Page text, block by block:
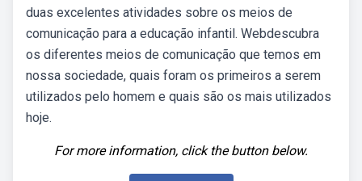
duas excelentes atividades sobre os meios de
comunicação para a educação infantil. Webdescubra
os diferentes meios de comunicação que temos em
nossa sociedade, quais foram os primeiros a serem
utilizados pelo homem e quais são os mais utilizados
hoje.
For more information, click the button below.